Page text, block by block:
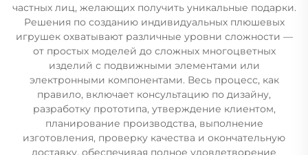
частных лиц, желающих получить уникальные подарки.
Решения по созданию индивидуальных плюшевых
игрушек охватывают различные уровни сложности —
от простых моделей до сложных многоцветных
изделий с подвижными элементами или
электронными компонентами. Весь процесс, как
правило, включает консультацию по дизайну,
разработку прототипа, утверждение клиентом,
планирование производства, выполнение
изготовления, проверку качества и окончательную
доставку, обеспечивая полное удовлетворение